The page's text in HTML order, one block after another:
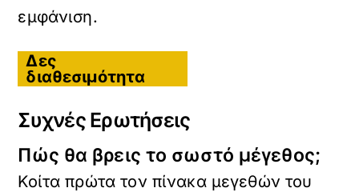
εμφάνιση.
Δες
διαθεσιμότητα
Συχνές Ερωτήσεις
Πώς θα βρεις το σωστό μέγεθος;
Κοίτα πρώτα τον πίνακα μεγεθών του